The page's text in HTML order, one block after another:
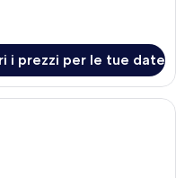
i prezzi per le tue date
con un muro in pietra,